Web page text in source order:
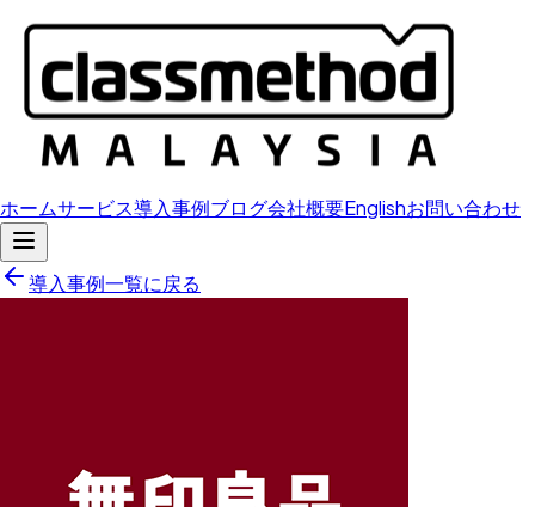
ホームサービス導入事例ブログ会社概要Englishお問い合わせ
導入事例一覧に戻る